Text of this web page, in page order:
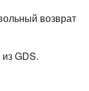
возврат
GDS.